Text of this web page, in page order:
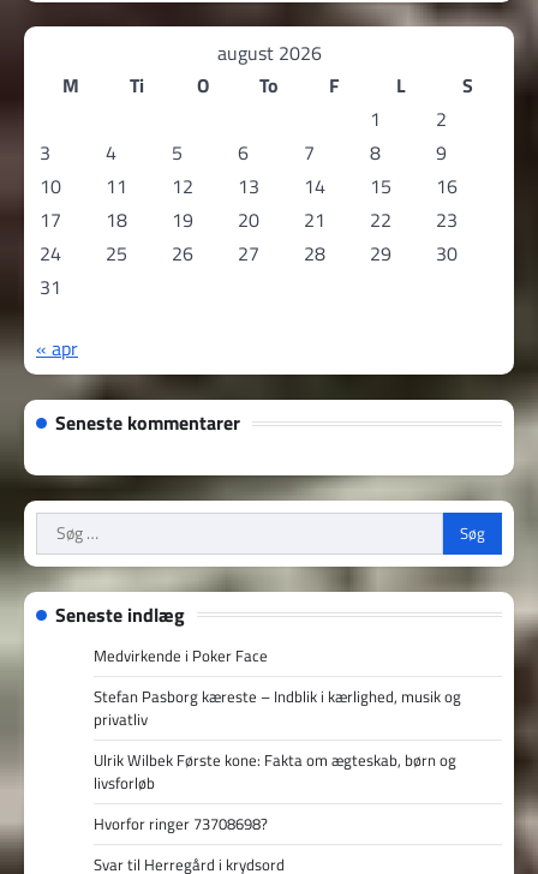
august 2026
M
Ti O To F L
S
1
2
3
4 5 6 7 8
9
10
11 12 13 14 15
16
17
18 19 20 21 22
23
24
25 26 27 28 29
30
31
« apr
Seneste kommentarer
Søg
efter:
Seneste indlæg
Medvirkende i Poker Face
Stefan Pasborg kæreste – Indblik i kærlighed, musik og
privatliv
Ulrik Wilbek Første kone: Fakta om ægteskab, børn og
livsforløb
Hvorfor ringer 73708698?
Svar til Herregård i krydsord